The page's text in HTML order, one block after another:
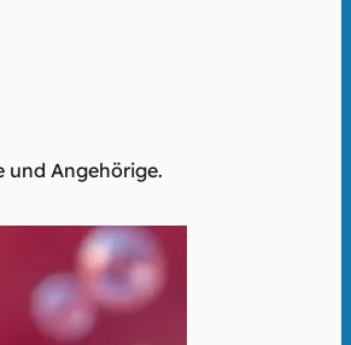
und Angehörige.